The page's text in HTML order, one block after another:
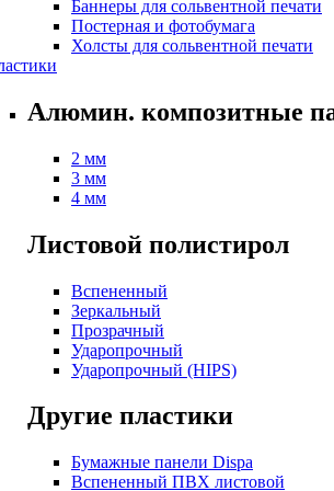
Баннеры для сольвентной печати
Постерная и фотобумага
Холсты для сольвентной печати
Алюмин. композитные
2 мм
3 мм
4 мм
Листовой полистирол
Вспененный
Зеркальный
Прозрачный
Ударопрочный
Ударопрочный (HIPS)
Другие пластики
Бумажные панели Dispa
Вспененный ПВХ листовой